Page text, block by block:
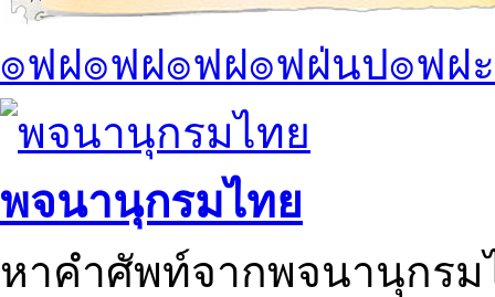
๏ฟฝ๏ฟฝ๏ฟฝ๏ฟฝ่นป๏ฟฝ
พจนานุกรมไทย
หาคำศัพท์จากพจนานุกรม